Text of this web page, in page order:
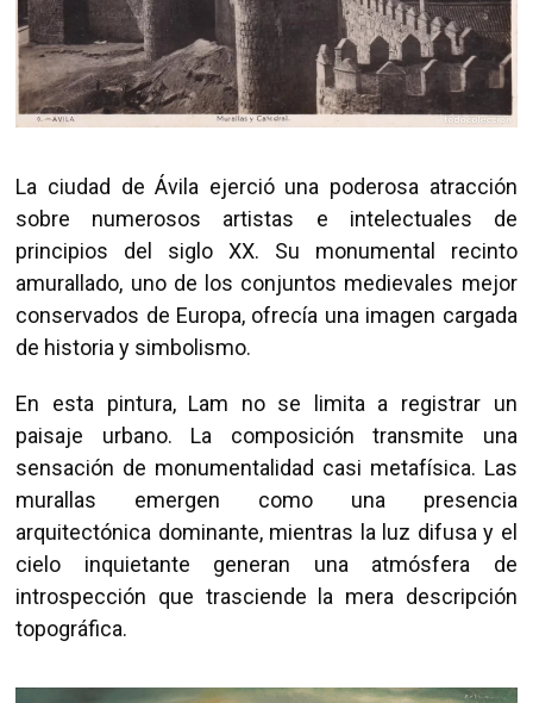
La ciudad de Ávila ejerció una poderosa atracción
sobre numerosos artistas e intelectuales de
principios del siglo XX. Su monumental recinto
amurallado, uno de los conjuntos medievales mejor
conservados de Europa, ofrecía una imagen cargada
de historia y simbolismo.
En esta pintura, Lam no se limita a registrar un
paisaje urbano. La composición transmite una
sensación de monumentalidad casi metafísica. Las
murallas emergen como una presencia
arquitectónica dominante, mientras la luz difusa y el
cielo inquietante generan una atmósfera de
introspección que trasciende la mera descripción
topográfica.